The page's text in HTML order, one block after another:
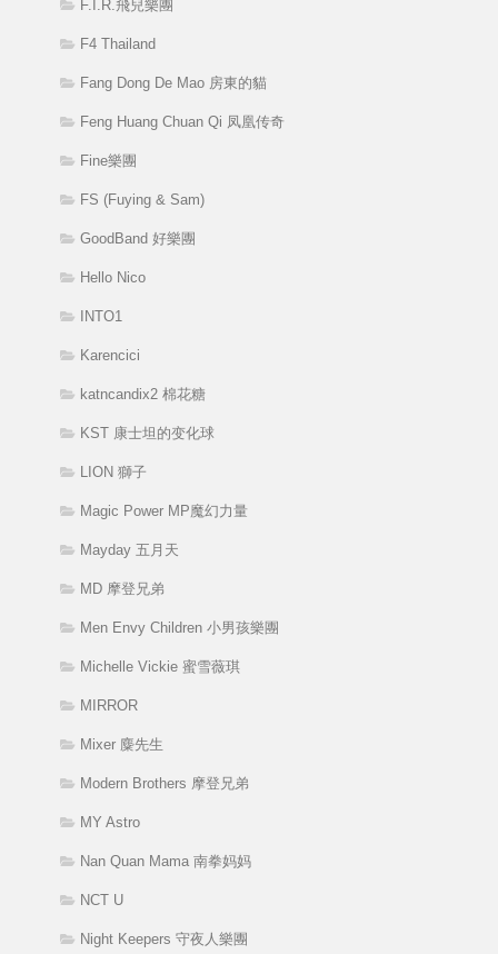
F.I.R.飛兒樂團
F4 Thailand
Fang Dong De Mao 房東的貓
Feng Huang Chuan Qi 凤凰传奇
Fine樂團
FS (Fuying & Sam)
GoodBand 好樂團
Hello Nico
INTO1
Karencici
katncandix2 棉花糖
KST 康士坦的变化球
LION 獅子
Magic Power MP魔幻力量
Mayday 五月天
MD 摩登兄弟
Men Envy Children 小男孩樂團
Michelle Vickie 蜜雪薇琪
MIRROR
Mixer 麋先生
Modern Brothers 摩登兄弟
MY Astro
Nan Quan Mama 南拳妈妈
NCT U
Night Keepers 守夜人樂團